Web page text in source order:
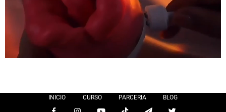
INICIO CURSO PARCERIA BLOG